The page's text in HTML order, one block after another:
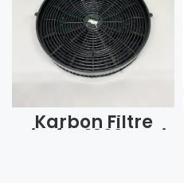
Karbon Filtre
Simfer 1022 Yeni